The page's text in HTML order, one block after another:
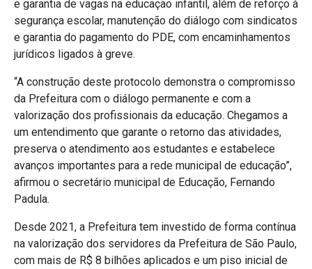
e garantia de vagas na educação infantil, além de reforço à
segurança escolar, manutenção do diálogo com sindicatos
e garantia do pagamento do PDE, com encaminhamentos
jurídicos ligados à greve.
“A construção deste protocolo demonstra o compromisso
da Prefeitura com o diálogo permanente e com a
valorização dos profissionais da educação. Chegamos a
um entendimento que garante o retorno das atividades,
preserva o atendimento aos estudantes e estabelece
avanços importantes para a rede municipal de educação”,
afirmou o secretário municipal de Educação, Fernando
Padula.
Desde 2021, a Prefeitura tem investido de forma contínua
na valorização dos servidores da Prefeitura de São Paulo,
com mais de R$ 8 bilhões aplicados e um piso inicial de